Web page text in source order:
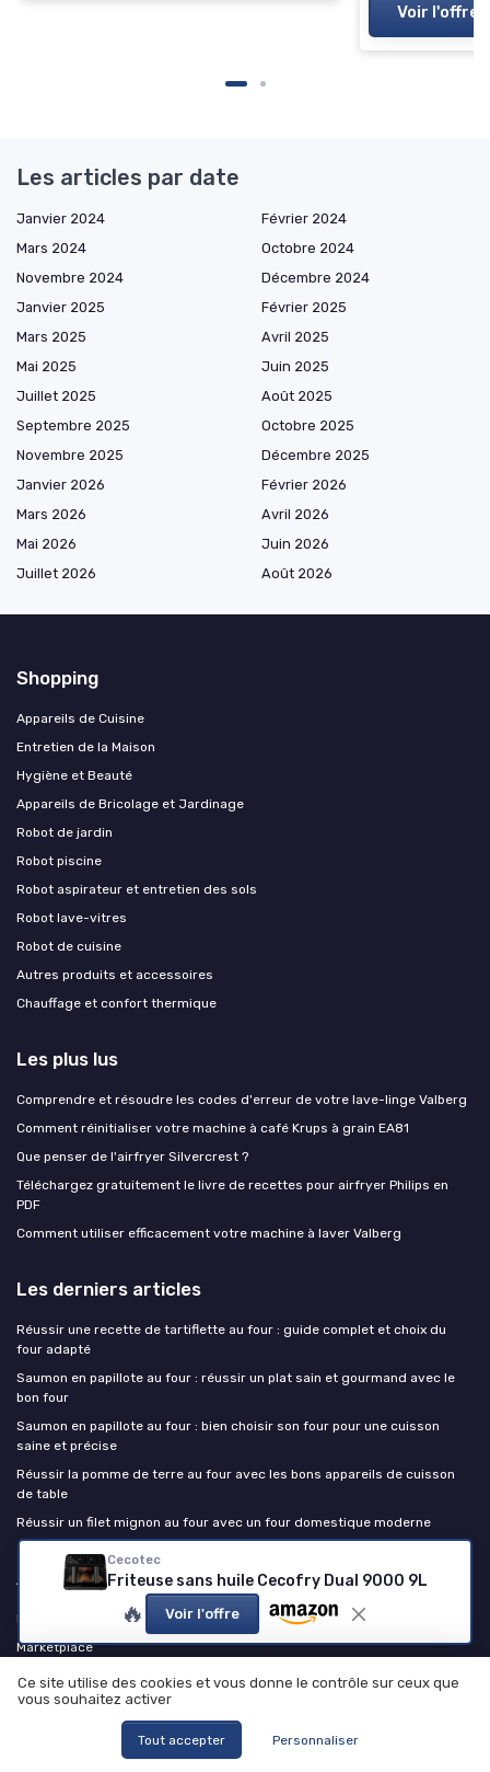
Voir l'offre
Cecotec
Friteuse sans huile Cecofry Dual 9000 9L
🔥 Voir l'offre
Les articles par date
Janvier 2024
Février 2024
Mars 2024
Octobre 2024
Novembre 2024
Décembre 2024
Janvier 2025
Février 2025
Mars 2025
Avril 2025
Mai 2025
Juin 2025
Juillet 2025
Août 2025
Septembre 2025
Octobre 2025
Novembre 2025
Décembre 2025
Janvier 2026
Février 2026
Mars 2026
Avril 2026
Mai 2026
Juin 2026
Juillet 2026
Août 2026
Shopping
Appareils de Cuisine
Entretien de la Maison
Hygiène et Beauté
Appareils de Bricolage et Jardinage
Robot de jardin
Robot piscine
Robot aspirateur et entretien des sols
Robot lave-vitres
Robot de cuisine
Autres produits et accessoires
Chauffage et confort thermique
Les plus lus
Comprendre et résoudre les codes d'erreur de votre lave-linge Valberg
Comment réinitialiser votre machine à café Krups à grain EA81
Que penser de l'airfryer Silvercrest ?
Téléchargez gratuitement le livre de recettes pour airfryer Philips en
PDF
Comment utiliser efficacement votre machine à laver Valberg
Les derniers articles
Réussir une recette de tartiflette au four : guide complet et choix du
four adapté
Saumon en papillote au four : réussir un plat sain et gourmand avec le
bon four
Saumon en papillote au four : bien choisir son four pour une cuisson
saine et précise
Réussir la pomme de terre au four avec les bons appareils de cuisson
de table
Réussir un filet mignon au four avec un four domestique moderne
Appareils ménagers
Média
Marketplace
Outils pratiques
Temps de cuisson airfryer
Ce site utilise des cookies et vous donne le contrôle sur ceux que
vous souhaitez activer
Tout accepter Personnaliser